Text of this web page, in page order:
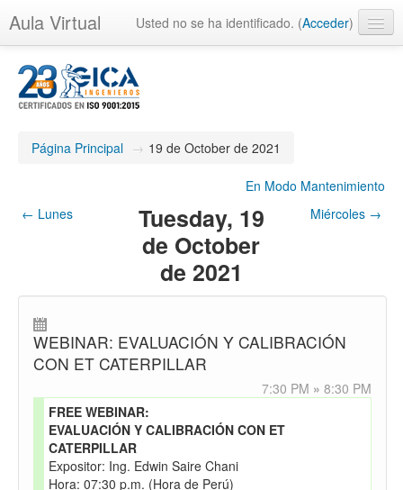
Aula Virtual Usted no se ha identificado. (Acceder)
Página Principal → 19 de October de 2021
En Modo Mantenimiento
← Lunes
Tuesday, 19
de October
de 2021
Miércoles →
WEBINAR: EVALUACIÓN Y CALIBRACIÓN
CON ET CATERPILLAR
7:30 PM » 8:30 PM
FREE WEBINAR:
EVALUACIÓN Y CALIBRACIÓN CON ET
CATERPILLAR
Expositor: Ing. Edwin Saire Chani
Hora: 07:30 p.m. (Hora de Perú)